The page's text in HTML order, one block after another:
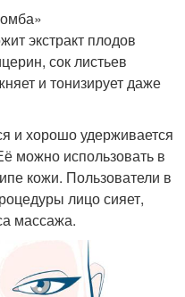
экстракт плодов
сок листьев
и тонизирует даже
и хорошо удерживается
можно использовать в
кожи. Пользователи в
лицо сияет,
массажа.